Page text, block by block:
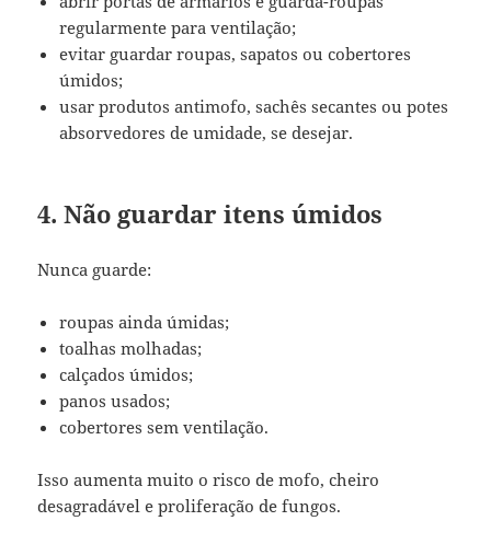
regularmente para ventilação;
evitar guardar roupas, sapatos ou cobertores
úmidos;
usar produtos antimofo, sachês secantes ou potes
absorvedores de umidade, se desejar.
4. Não guardar itens úmidos
Nunca guarde:
roupas ainda úmidas;
toalhas molhadas;
calçados úmidos;
panos usados;
cobertores sem ventilação.
Isso aumenta muito o risco de mofo, cheiro
desagradável e proliferação de fungos.